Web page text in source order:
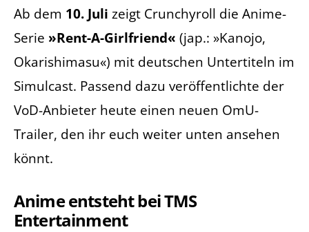
Ab dem 10. Juli zeigt Crunchyroll die Anime-
Serie »Rent-A-Girlfriend« (jap.: »Kanojo,
Okarishimasu«) mit deutschen Untertiteln im
Simulcast. Passend dazu veröffentlichte der
VoD-Anbieter heute einen neuen OmU-
Trailer, den ihr euch weiter unten ansehen
könnt.
Anime entsteht bei TMS
Entertainment